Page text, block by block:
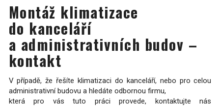
Montáž klimatizace
do kanceláří
a administrativních budov –
kontakt
V případě, že řešíte klimatizaci do kanceláří, nebo pro celou
administrativní budovu a hledáte odbornou firmu,
která pro vás tuto práci provede, kontaktujte nás